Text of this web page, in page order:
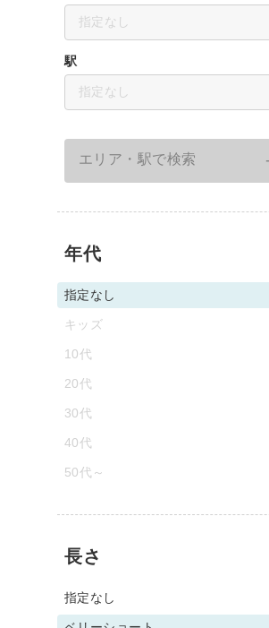
指定なし
駅
指定なし
エリア・駅で検索 -
年代
指定なし
キッズ
10代
20代
30代
40代
50代～
長さ
指定なし